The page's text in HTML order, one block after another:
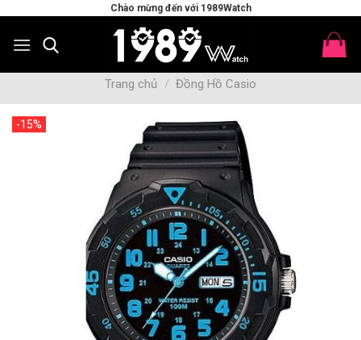
content
Chào mừng đến với 1989Watch
Trang chủ / Đồng Hồ Casio
-15%